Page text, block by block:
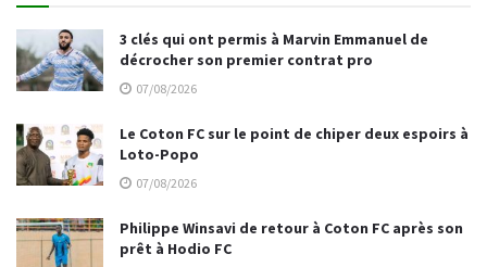
3 clés qui ont permis à Marvin Emmanuel de
décrocher son premier contrat pro
07/08/2026
Le Coton FC sur le point de chiper deux espoirs à
Loto-Popo
07/08/2026
Philippe Winsavi de retour à Coton FC après son
prêt à Hodio FC